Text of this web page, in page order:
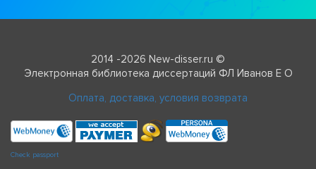
2014 -2026 New-disser.ru ©
Электронная библиотека диссертаций ФЛ Иванов Е О
Оплата, доставка, условия возврата
Check passport